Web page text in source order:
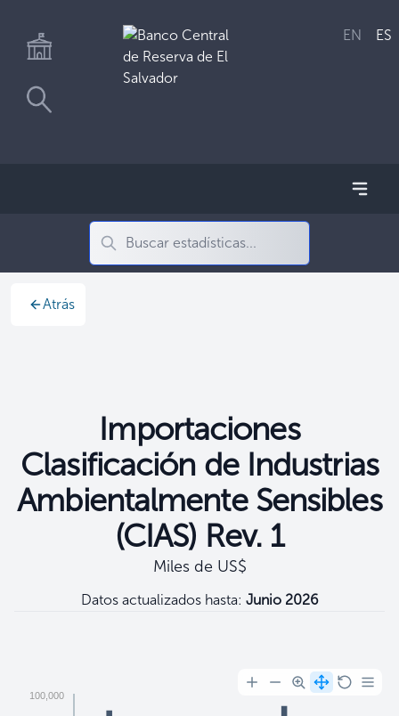
EN ES
Atrás
Importaciones
Clasificación de Industrias
Ambientalmente Sensibles
(CIAS) Rev. 1
Miles de US$
Datos actualizados hasta: Junio 2026
100,000